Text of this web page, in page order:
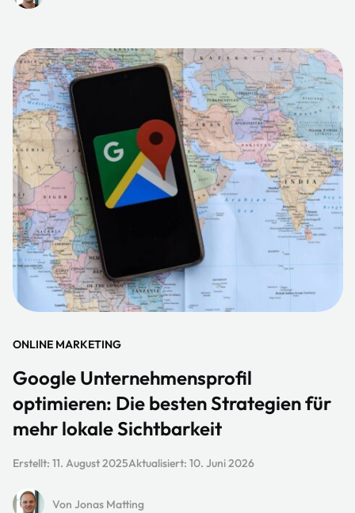
ONLINE MARKETING
Google Unternehmensprofil
optimieren: Die besten Strategien für
mehr lokale Sichtbarkeit
Erstellt: 11. August 2025Aktualisiert: 10. Juni 2026
Von Jonas Matting